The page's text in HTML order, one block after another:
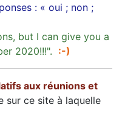
: « oui ; non ;
but I can give you a
2020!!!". :-)
aux réunions et
sur ce site à laquelle